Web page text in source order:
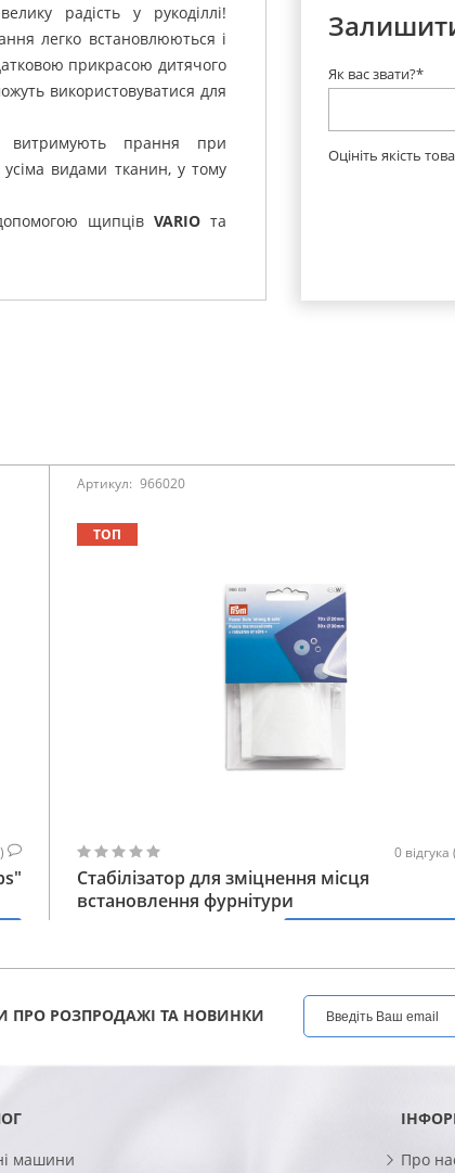
радість у рукоділлі!
легко встановлюються і
прикрасою дитячого
використовуватися для
витримують прання при
видами тканин, у тому
щипців VARIO та
Як вас звати?*
Оцініть якість
Артикул: 966020
ТОП
0 відгука
Стабілізатор для зміцнення місця
встановлення фурнітури
ПРО РОЗПРОДАЖІ ТА НОВИНКИ
машини
Про